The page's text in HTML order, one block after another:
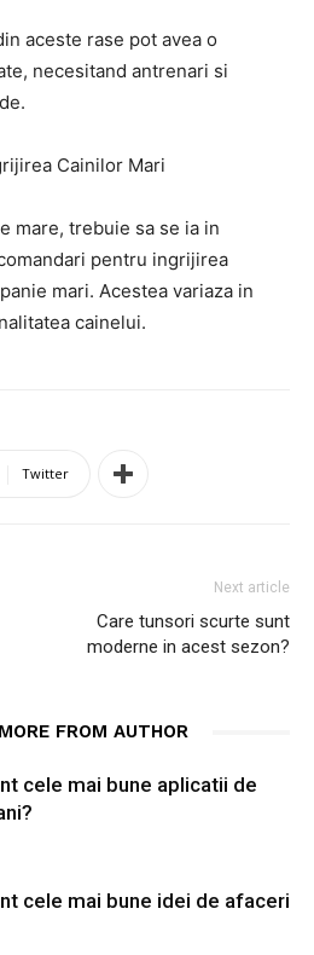
aceste rase pot avea o
necesitand antrenari si
Cainilor Mari
mare, trebuie sa se ia in
pentru ingrijirea
mari. Acestea variaza in
cainelui.
Twitter
Next article
Care tunsori scurte sunt
moderne in acest sezon?
MORE FROM AUTHOR
cele mai bune aplicatii de
cele mai bune idei de afaceri